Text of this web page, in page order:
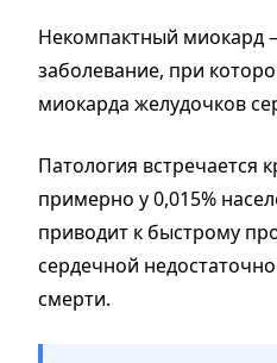
Некомпактный миокард
заболевание, при
миокарда желудочков
Патология встречается
примерно у 0,015%
приводит к быстрому
сердечной
смерти.